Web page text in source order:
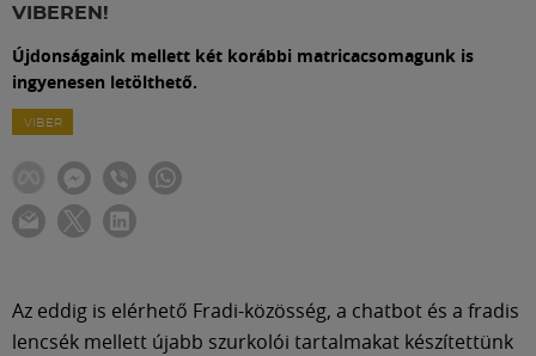
VIBEREN!
Újdonságaink mellett két korábbi matricacsomagunk is
ingyenesen letölthető.
VIBER
Az eddig is elérhető Fradi-közösség, a chatbot és a fradis
lencsék mellett újabb szurkolói tartalmakat készítettünk
Meccscenter
Klub
Shop